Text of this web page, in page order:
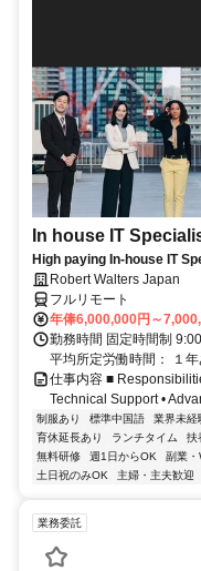
In house IT
High paying In-house IT
Robert Walters Japan
フルリモート
年俸6,000,000円～
勤務時間 固定時間制
平均所定労働時間： １
仕事内容 ■
Technical Support •
制服あり 標準中国語 業界未経
育休延長あり
ランチタイム 扶
無料研修
週1日からOK 副業・
土日祝のみOK
主婦・主夫歓迎
業務委託